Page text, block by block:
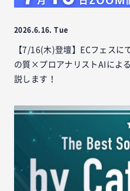
2026.6.16. Tue
【7/16(木)登壇】ECフェスに
の質×プロアナリストAIによ
説します！